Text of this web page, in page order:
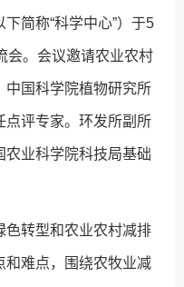
简称“科学中心”）于5
会。会议邀请农业农村
中国科学院植物研究所
点评专家。环发所副所
农业科学院科技局基础
色转型和农业农村减排
和难点，围绕农牧业减